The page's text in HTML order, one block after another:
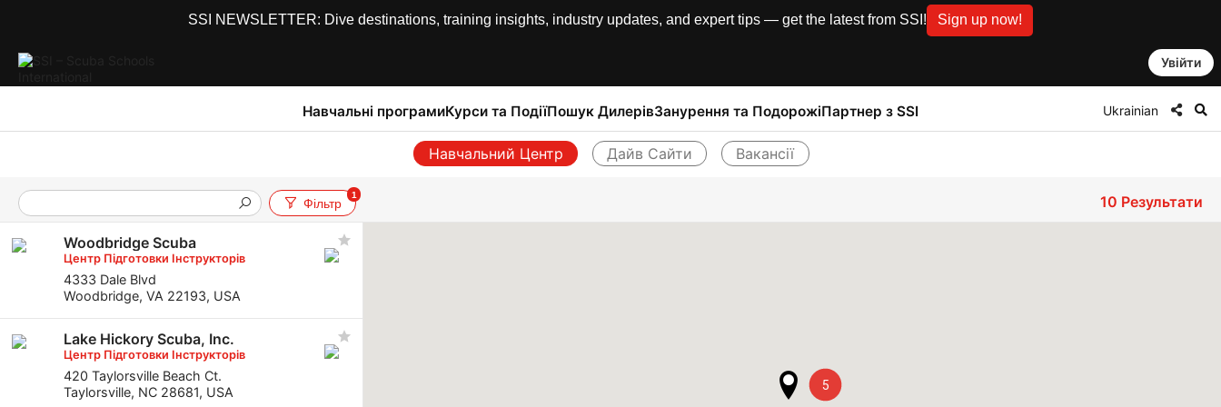
SSI NEWSLETTER: Dive destinations, training insights, industry updates, and expert tips — get the latest from SSI! Sign up now!
Увійти
Навчальні програмиКурси та ПодіїПошук ДилерівЗанурення та ПодорожіПартнер з SSI Ukrainian
Навчальний Центр Дайв Сайти Вакансії
Фільтр
1
5
10 Результати
Woodbridge Scuba
Центр Підготовки Інструкторів
4333 Dale Blvd
Woodbridge, VA 22193, USA
Lake Hickory Scuba, Inc.
Центр Підготовки Інструкторів
420 Taylorsville Beach Ct.
Taylorsville, NC 28681, USA